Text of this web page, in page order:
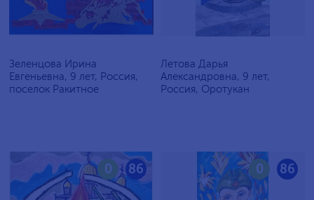
Зеленцова Ирина
Евгеньевна, 9 лет, Россия,
поселок Ракитное
Летова Дарья
Александровна, 9 лет,
Россия, Оротукан
86
0 86
0